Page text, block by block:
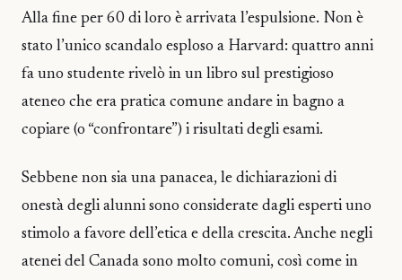
Alla fine per 60 di loro è arrivata l’espulsione. Non è
stato l’unico scandalo esploso a Harvard: quattro anni
fa uno studente rivelò in un libro sul prestigioso
ateneo che era pratica comune andare in bagno a
copiare (o “confrontare”) i risultati degli esami.
Sebbene non sia una panacea, le dichiarazioni di
onestà degli alunni sono considerate dagli esperti uno
stimolo a favore dell’etica e della crescita. Anche negli
atenei del Canada sono molto comuni, così come in